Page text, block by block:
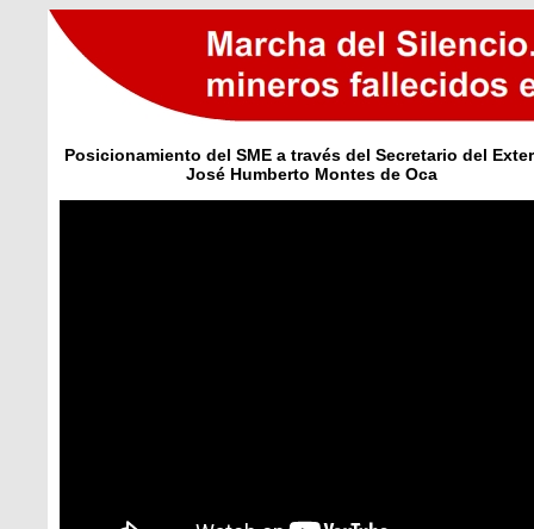
Posicionamiento del SME a través del Secretario del
José Humberto Montes de Oca